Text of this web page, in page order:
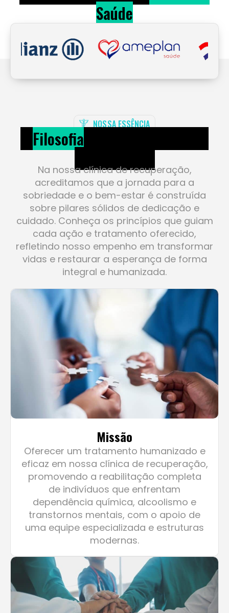
Filosofiada Nossa Clínica de
Recuperação
Na nossa clínica de recuperação,
sobriedade e o bem-estar é construída
sobre pilares sólidos de dedicação e
cuidado. Conheça os princípios que guiam
cada ação e tratamento oferecido,
refletindo nosso empenho em transformar
vidas e restaurar a esperança de forma
integral e humanizada.
Missão
Oferecer um tratamento humanizado e
eficaz em nossa clínica de recuperação,
promovendo a reabilitação completa
de indivíduos que enfrentam
dependência química, alcoolismo e
transtornos mentais, com o apoio de
uma equipe especializada e estruturas
modernas.